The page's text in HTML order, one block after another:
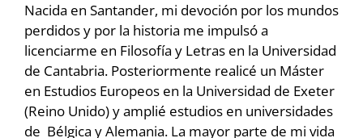
Nacida en Santander, mi devoción por los mundos
perdidos y por la historia me impulsó a
licenciarme en Filosofía y Letras en la Universidad
de Cantabria. Posteriormente realicé un Máster
en Estudios Europeos en la Universidad de Exeter
(Reino Unido) y amplié estudios en universidades
de Bélgica y Alemania. La mayor parte de mi vida